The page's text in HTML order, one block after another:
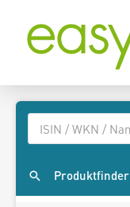
Produktfinder